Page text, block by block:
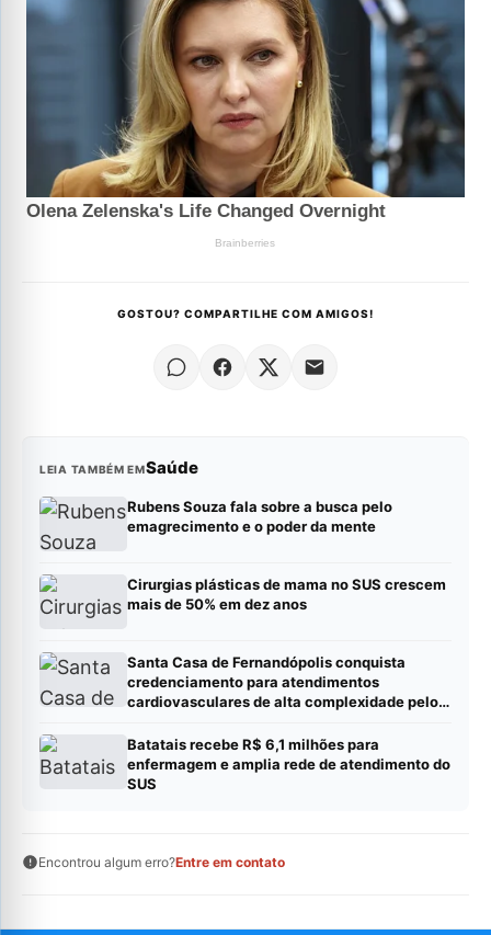
GOSTOU? COMPARTILHE COM AMIGOS!
LEIA TAMBÉM EMSaúde
Rubens Souza fala sobre a busca pelo
emagrecimento e o poder da mente
Cirurgias plásticas de mama no SUS crescem
mais de 50% em dez anos
Santa Casa de Fernandópolis conquista
credenciamento para atendimentos
cardiovasculares de alta complexidade pelo
Batatais recebe R$ 6,1 milhões para
enfermagem e amplia rede de atendimento do
SUS
Encontrou algum erro?Entre em contato